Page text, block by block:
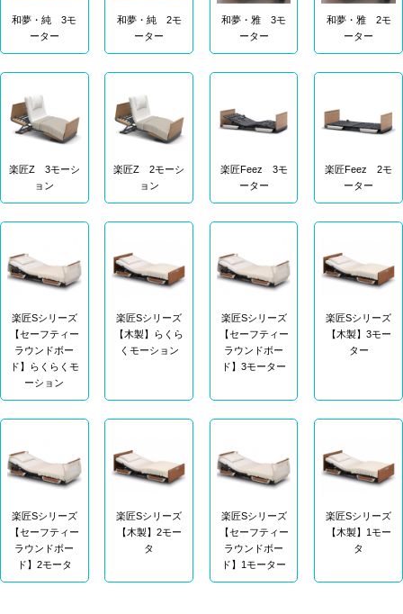
和夢・純 3モ
ーター
和夢・純 2モ
ーター
和夢・雅 3モ
ーター
和夢・雅 2モ
ーター
楽匠Z 3モーシ
ョン
楽匠Z 2モーシ
ョン
楽匠Feez 3モ
ーター
楽匠Feez 2モ
ーター
楽匠Sシリーズ
【セーフティー
ラウンドボー
ド】らくらくモ
ーション
楽匠Sシリーズ
【木製】らくら
くモーション
楽匠Sシリーズ
【セーフティー
ラウンドボー
ド】3モーター
楽匠Sシリーズ
【木製】3モー
ター
楽匠Sシリーズ
【セーフティー
ラウンドボー
ド】2モータ
楽匠Sシリーズ
【木製】2モー
タ
楽匠Sシリーズ
【セーフティー
ラウンドボー
ド】1モーター
楽匠Sシリーズ
【木製】1モー
タ